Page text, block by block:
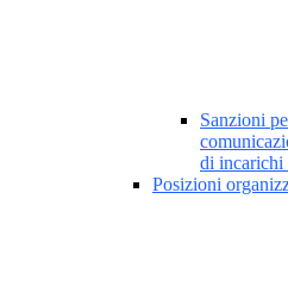
Sanzioni
di incarichi
Posizioni